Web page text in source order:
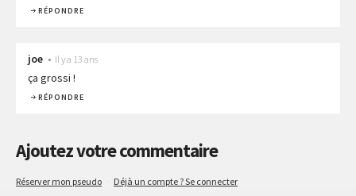
RÉPONDRE
joe • Il y a 13 ans
ça grossi !
RÉPONDRE
Ajoutez votre commentaire
Réserver mon pseudo · Déjà un compte ? Se connecter